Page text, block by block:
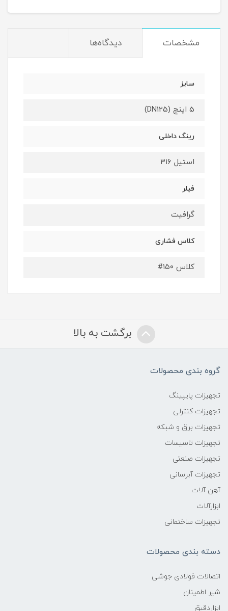
مشخصات دیدگاه‌ها
سایز
5 اینچ (DN125)
رینگ داخلی
استیل ۳۱۶
فیلر
گرافیت
کلاس فشاری
کلاس ۱۵۰#
برگشت به بالا
گروه بندی محصولات
تجهیزات پایپینگ
تجهیزات کنترلی
تجهیزات برق و شبکه
تجهیزات تاسیسات
تجهیزات صنعتی
تجهیزات آبرسانی
آهن آلات
ابزارآلات
تجهیزات ساختمانی
دسته بندی محصولات
اتصالات فولادی جوشی
شیر اطمینان
ابزاردقیق